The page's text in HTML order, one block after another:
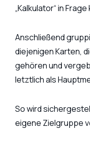
„Kalkulator“ in
Anschließend
diejenigen Karten,
gehören und
letztlich als
So wird
eigene Zielgruppe